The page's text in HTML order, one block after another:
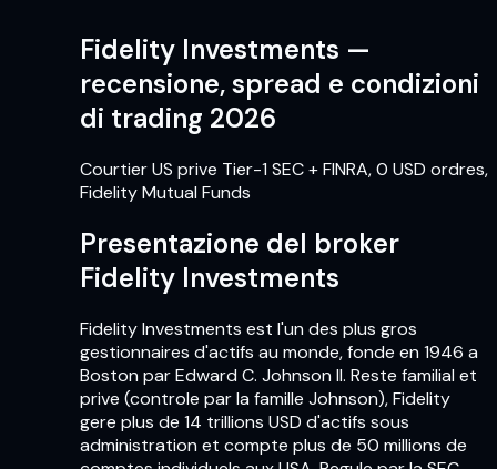
Fidelity Investments —
recensione, spread e condizioni
di trading 2026
Courtier US prive Tier-1 SEC + FINRA, 0 USD ordres,
Fidelity Mutual Funds
Presentazione del broker
Fidelity Investments
Fidelity Investments est l'un des plus gros
gestionnaires d'actifs au monde, fonde en 1946 a
Boston par Edward C. Johnson II. Reste familial et
prive (controle par la famille Johnson), Fidelity
gere plus de 14 trillions USD d'actifs sous
administration et compte plus de 50 millions de